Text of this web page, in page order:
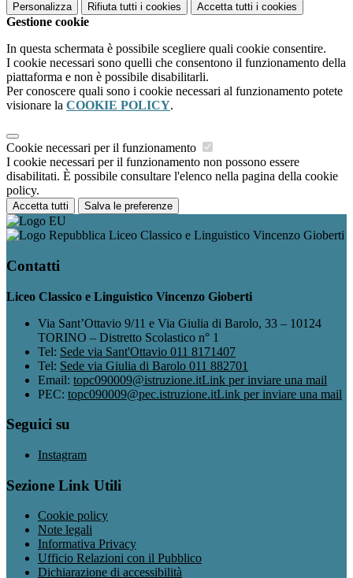
Personalizza Rifiuta tutti i cookies Accetta tutti i cookies
Gestione cookie
In questa schermata è possibile scegliere quali cookie consentire.
I cookie necessari sono quelli che consentono il funzionamento della
piattaforma e non è possibile disabilitarli.
Per conoscere quali sono i cookie necessari al funzionamento potete
visionare la COOKIE POLICY.
Cookie necessari per il funzionamento
I cookie necessari per il funzionamento non possono essere
disabilitati. È possibile consultare l'elenco nella pagina della cookie
policy.
Accetta tutti Salva le preferenze
Liceo Classico e Linguistico Vincenzo Gioberti
Contatti
Liceo Classico e Linguistico Vincenzo Gioberti
Via Sant’Ottavio 9/11 e Via Giulia di Barolo, 33 – 10124
TORINO – Distretto Scolastico n° 1
Tel: Sede via Sant'Ottavio 011 8171407
Tel: Sede via Giulia di Barolo 011 882701
Email: topc090009@istruzione.itLink per inviare una mail
PEC: topc090009@pec.istruzione.itLink per inviare una mail
Seguici su
Instagram
Sezione Link Utili
Cookie policy
Note legali
Informativa Privacy
Ufficio Relazioni con il Pubblico
Dichiarazione di accessibilità